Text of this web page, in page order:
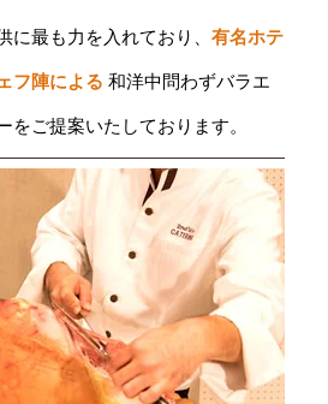
に最も力を入れており、 有名ホテ
フ陣による 和洋中問わずバラエ
をご提案いたしております。